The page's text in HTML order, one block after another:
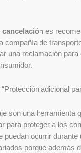
cancelación es
compañía de
una reclamación para
“Protección adicional
son una herramienta
para proteger a los
puedan ocurrir durante
porque además